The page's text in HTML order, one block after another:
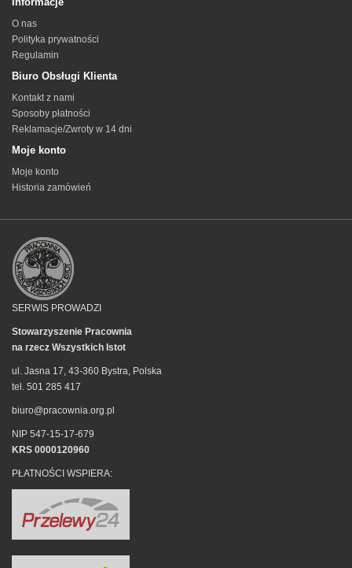
O nas
Polityka prywatności
Regulamin
Biuro Obsługi Klienta
Kontakt z nami
Sposoby płatności
Reklamacje/Zwroty w 14 dni
Moje konto
Moje konto
Historia zamówień
SERWIS PROWADZI
Stowarzyszenie Pracownia
na rzecz Wszystkich Istot
ul. Jasna 17, 43-360 Bystra, Polska
tel. 501 285 417
biuro@pracownia.org.pl
NIP 547-15-17-679
KRS 0000120960
PŁATNOŚCI WSPIERA: